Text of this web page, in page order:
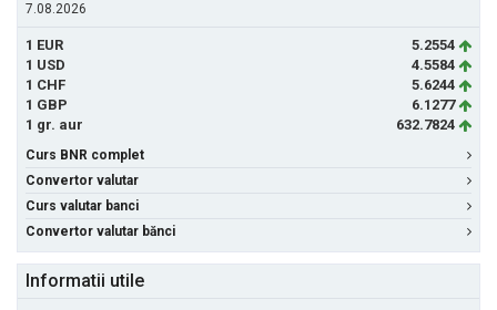
7.08.2026
1 EUR
5.2554
1 USD
4.5584
1 CHF
5.6244
1 GBP
6.1277
1 gr. aur
632.7824
Curs BNR complet
Convertor valutar
Curs valutar banci
Convertor valutar bănci
Informatii utile